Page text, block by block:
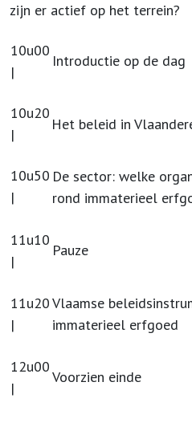
zijn er actief op het terrein?
10u00
|
Introductie op de dag
10u20
|
Het beleid in
10u50
|
De sector: welke
rond immaterieel
11u10
|
Pauze
11u20
|
Vlaamse
immaterieel erfgoed
12u00
|
Voorzien einde